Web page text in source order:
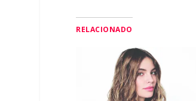
RELACIONADO